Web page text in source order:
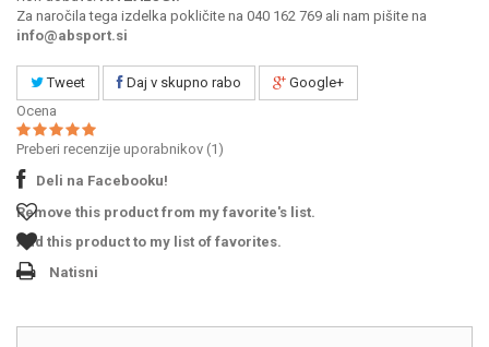
Za naročila tega izdelka pokličite na 040 162 769 ali nam pišite na
info@absport.si
Tweet Daj v skupno rabo
Google+
Ocena
Preberi recenzije uporabnikov (1 )
Deli na Facebooku!
Remove this product from my favorite's list.
Add this product to my list of favorites.
Natisni